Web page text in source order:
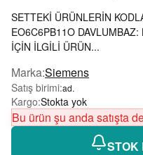
SETTEKİ ÜRÜNLERİN
EO6C6PB11O
İÇİN İLGİLİ ÜRÜN...
Marka:Siemens
Satış birimi:ad.
Kargo:Stokta yok
Bu ürün şu anda satışta
STOK